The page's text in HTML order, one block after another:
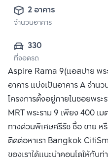
2 อาคาร
จำนวนอาคาร
330
ที่จอดรถ
Aspire Rama 9(แอสปาย พร
อาคาร แบ่งเป็นอาคาร A จำน
โครงการตั้งอยู่ภายในซอยพระ
MRT พระราม 9 เพียง 400 เม
ทางด่วนพิเศษศรีรัช ซื้อ ขาย ห
ติดต่อหาเรา Bangkok
ของเราได้แนะนำคอนโดให้กับท่